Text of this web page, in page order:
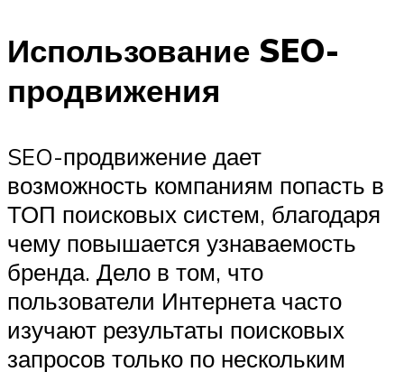
Использование SEO-
продвижения
SEO-продвижение дает
возможность компаниям попасть в
ТОП поисковых систем, благодаря
чему повышается узнаваемость
бренда. Дело в том, что
пользователи Интернета часто
изучают результаты поисковых
запросов только по нескольким